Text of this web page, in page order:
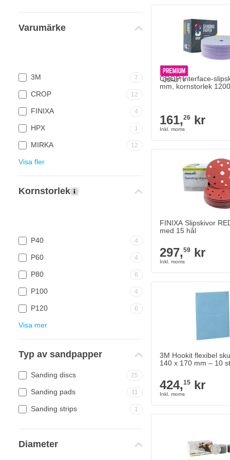
Varumärke
3M 7
CROP 12
FINIXA 4
HPX 1
MIRKA 12
Visa fler
Kornstorlek
P40 4
P60 4
P80 6
P100 4
P120 6
Visa mer
Typ av sandpapper
Sanding discs 25
Sanding pads 11
Sanding strips 1
Diameter
CROP Interface-
mm, kornstorlek
161,26kr
I lagerkr
FINIXA Slipskivor
med 15 hål
297,59kr
kr
3M Hookit flexibel
140 x 170 mm – 10 st
424,15kr